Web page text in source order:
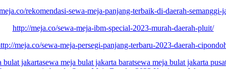
rekomendasi-sewa-meja-panjang-terbaik-di-daerah-semanggi-
http://meja.co/sewa-meja-ibm-special-2023-murah-daerah-pluit/
meja.co/sewa-meja-persegi-panjang-terbaru-2023-daerah-
bulat jakartasewa meja bulat jakarta baratsewa meja bulat jakarta